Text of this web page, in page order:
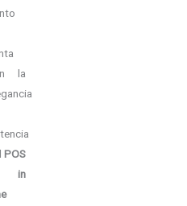
la
POS
in